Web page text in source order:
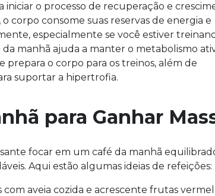
o processo de recuperação e
corpo consome suas reservas de energia e
especialmente se você estiver
manhã ajuda a manter o metabolismo
prepara o corpo para os treinos, além de
suportar a hipertrofia.
para Ganhar
focar em um café da manhã
Aqui estão algumas ideias de refeições:
aveia cozida e acrescente frutas